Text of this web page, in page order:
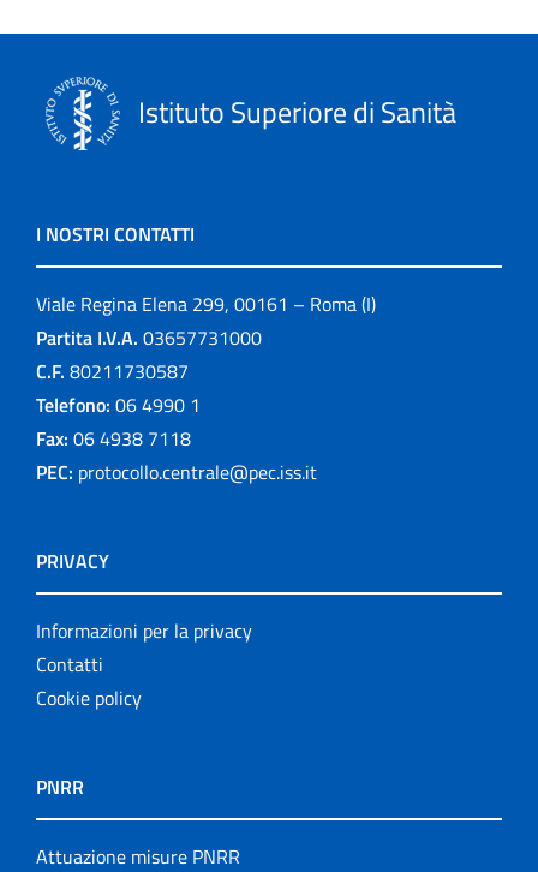
Istituto Superiore di Sanità
I NOSTRI CONTATTI
Viale Regina Elena 299, 00161 – Roma (I)
Partita I.V.A. 03657731000
C.F. 80211730587
Telefono: 06 4990 1
Fax: 06 4938 7118
PEC: protocollo.centrale@pec.iss.it
PRIVACY
Informazioni per la privacy
Contatti
Cookie policy
PNRR
Attuazione misure PNRR